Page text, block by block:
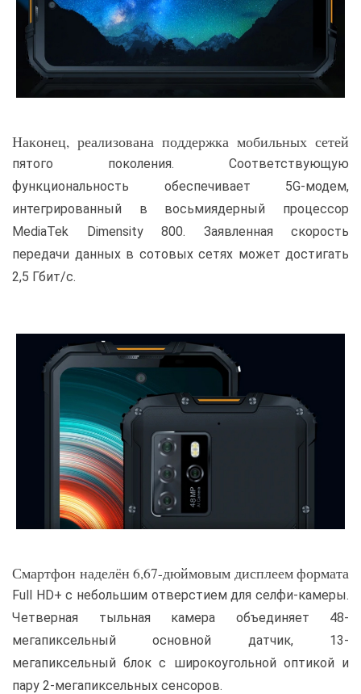
Наконец, реализована поддержка мобильных сетей
пятого поколения. Соответствующую
функциональность обеспечивает 5G-модем,
интегрированный в восьмиядерный процессор
MediaTek Dimensity 800. Заявленная скорость
передачи данных в сотовых сетях может достигать
2,5 Гбит/с.
Смартфон наделён 6,67-дюймовым дисплеем формата
Full HD+ с небольшим отверстием для селфи-камеры.
Четверная тыльная камера объединяет 48-
мегапиксельный основной датчик, 13-
мегапиксельный блок с широкоугольной оптикой и
пару 2-мегапиксельных сенсоров.